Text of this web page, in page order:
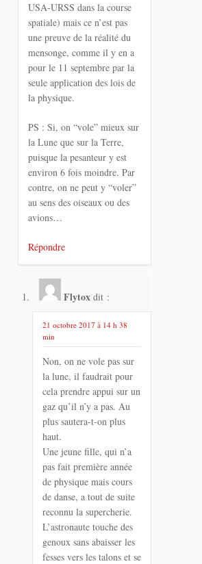
USA-URSS dans la course
spatiale) mais ce n’est pas
une preuve de la réalité du
mensonge, comme il y en a
pour le 11 septembre par la
seule application des lois de
la physique.
PS : Si, on “vole” mieux sur
la Lune que sur la Terre,
puisque la pesanteur y est
environ 6 fois moindre. Par
contre, on ne peut y “voler”
au sens des oiseaux ou des
avions…
Répondre
Flytox dit :
21 octobre 2017 à 14 h 38
min
Non, on ne vole pas sur
la lune, il faudrait pour
cela prendre appui sur un
gaz qu’il n’y a pas. Au
plus sautera-t-on plus
haut.
Une jeune fille, qui n’a
pas fait première année
de physique mais cours
de danse, a tout de suite
reconnu la supercherie.
L’astronaute touche des
genoux sans abaisser les
fesses vers les talons et se